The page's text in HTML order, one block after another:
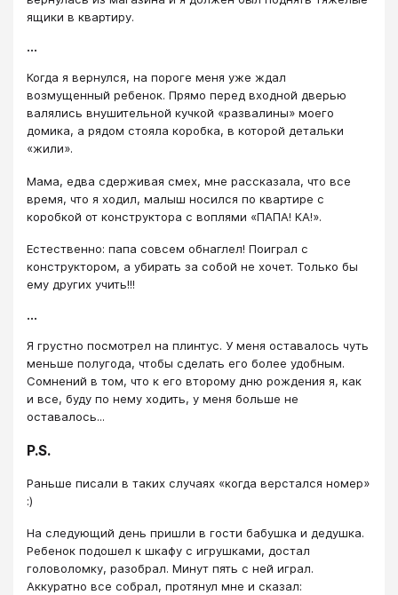
ящики в квартиру.
...
Когда я вернулся, на пороге меня уже ждал
возмущенный ребенок. Прямо перед входной дверью
валялись внушительной кучкой «развалины» моего
домика, а рядом стояла коробка, в которой детальки
«жили».
Мама, едва сдерживая смех, мне рассказала, что все
время, что я ходил, малыш носился по квартире с
коробкой от конструктора с воплями «ПАПА! КА!».
Естественно: папа совсем обнаглел! Поиграл с
конструктором, а убирать за собой не хочет. Только бы
ему других учить!!!
...
Я грустно посмотрел на плинтус. У меня оставалось чуть
меньше полугода, чтобы сделать его более удобным.
Сомнений в том, что к его второму дню рождения я, как
и все, буду по нему ходить, у меня больше не
оставалось...
P.S.
Раньше писали в таких случаях «когда верстался номер»
:)
На следующий день пришли в гости бабушка и дедушка.
Ребенок подошел к шкафу с игрушками, достал
головоломку, разобрал. Минут пять с ней играл.
Аккуратно все собрал, протянул мне и сказал: